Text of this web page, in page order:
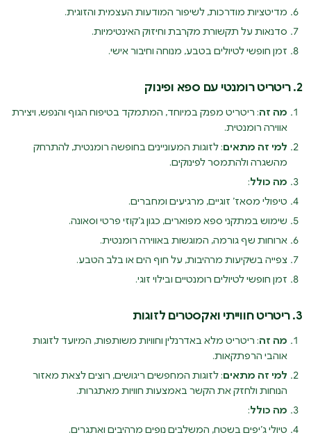
מדיטציות מודרכות, לשיפור המודעות העצמית והזוגית.
סדנאות על תקשורת מקרבת וחיזוק האינטימיות.
זמן חופשי לטיולים בטבע, מנוחה וחיבור אישי.
2. ריטריט רומנטי עם ספא ופינוק
מה זה: ריטריט מפנק במיוחד, המתמקד בטיפוח הגוף והנפש, ויצירת
אווירה רומנטית.
למי זה מתאים: לזוגות המעוניינים בחופשה רומנטית, להתרחק
מהשגרה ולהתמסר לפינוקים.
מה כולל:
טיפולי מסאז’ זוגיים, מרגיעים ומחברים.
שימוש במתקני ספא מפוארים, כגון ג’קוזי פרטי וסאונה.
ארוחות שף גורמה, המוגשות באווירה רומנטית.
צפייה בשקיעות מרהיבות, על חוף הים או בלב הטבע.
זמן חופשי לטיולים רומנטיים ובילוי זוגי.
3. ריטריט חווייתי ואקסטרים לזוגות
מה זה: ריטריט מלא באדרנלין וחוויות משותפות, המיועד לזוגות
אוהבי הרפתקאות.
למי זה מתאים: לזוגות המחפשים ריגושים, רוצים לצאת מאזור
הנוחות ולחזק את הקשר באמצעות חוויות מאתגרות.
מה כולל:
טיולי ג’יפים בשטח, המשלבים נופים מרהיבים ואתגרים.